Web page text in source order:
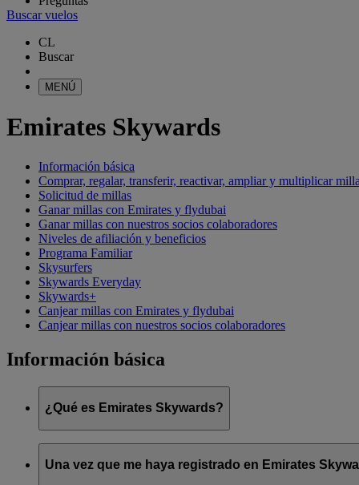
Buscar vuelos
CL
Buscar
MENÚ
Emirates Skywards
Información básica
Comprar, regalar, transferir, reactivar, ampliar y multiplicar
Solicitud de millas
Ganar millas con Emirates y flydubai
Ganar millas con nuestros socios colaboradores
Niveles de afiliación y beneficios
Programa Familiar
Skysurfers
Skywards Everyday
Skywards+
Canjear millas con Emirates y flydubai
Canjear millas con nuestros socios colaboradores
Información básica
¿Qué es Emirates Skywards?
Emirates Skywards es el galardonado programa de
Ofrece a los socios una serie de ventajas y experiencias
Una vez que me haya registrado en Emirates